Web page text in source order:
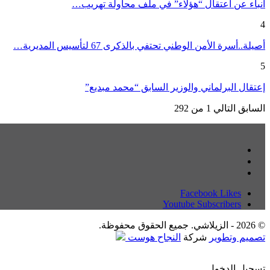
انباء عن اعتقال “هؤلاء” في ملف محاولة تهريب…
4
أصيلة..أسرة الأمن الوطني تحتفي بالذكرى 67 لتأسيس المديرية…
5
إعتقال البرلماني والوزير السابق “محمد مبديع”
السابق التالي 1 من 292
Facebook Likes
Youtube Subscribers
© 2026 - الزيلاشي. جميع الحقوق محفوظة.
تصميم وتطوير شركة النجاح هوست